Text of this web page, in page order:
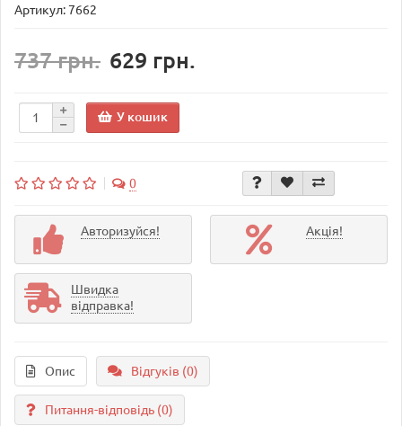
Артикул: 7662
737 грн. 629 грн.
У кошик
0
Авторизуйся! Акція!
Швидка
відправка!
Опис Відгуків (0)
Питання-відповідь (0)